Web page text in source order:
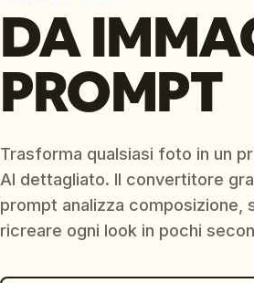
DA
PROMPT
Trasforma qualsiasi foto in un
AI dettagliato. Il convertitore
prompt analizza composizione,
ricreare ogni look in pochi